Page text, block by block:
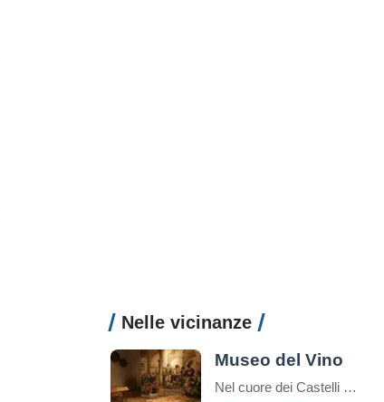
Nelle vicinanze
Museo del Vino
Nel cuore dei Castelli Romani, Monte Porzio Catone ospita il Museo del Vino, un luogo che celebra la tradizione vitivinicola del territorio. Inaugurato il 12 aprile 2024, il museo è situato nei locali dell’ex stazione ferroviaria, attiva dal 1916 al 1944, ora trasformata in uno spazio culturale che racconta la storia e l’identità enologica della […]